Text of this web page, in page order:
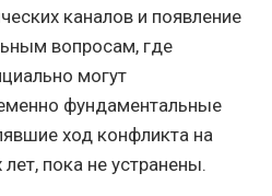
каналов и появление
вопросам, где
могут
фундаментальные
ход конфликта на
пока не устранены.